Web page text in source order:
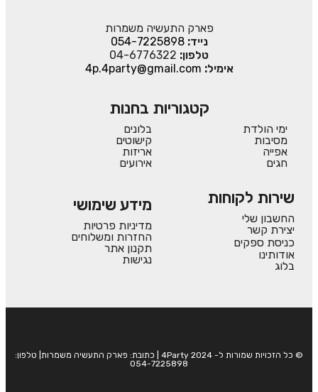
פארק התעשיה משמרות
נייד:054-7225898
טלפון: 04-6776322
אימיל: 4p.4party@gmail.com
קטגוריות בחנות
ימי הולדת
מסיבות
אפייה
חגים
בלונים
קישוטים
אריזות
אירועים
שירות לקוחות
החשבון שלי
יצירת קשר
כניסת ספקים
אודותינו
בלוג
מידע שימושי
מדיניות פרטיות
החזרות ומשלוחים
תקנון אתר
נגישות
© כל הזכויות שמורות ל- 4Party 2024 | כתובת: פארק התעשיה משמרות| טלפון:
054-7225898